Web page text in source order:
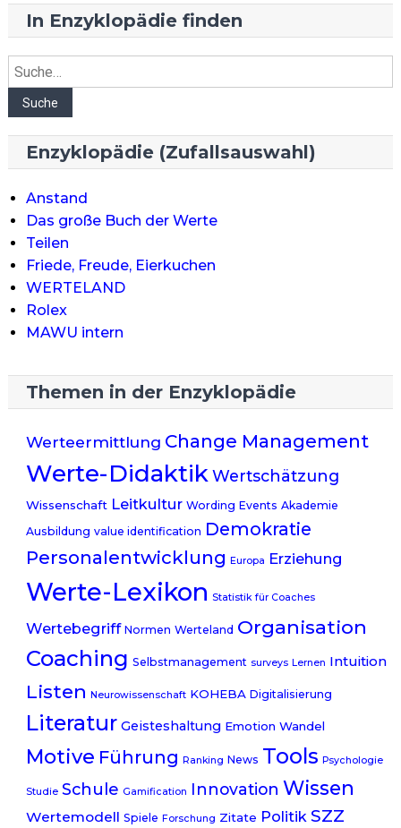
In Enzyklopädie finden
Suche
Suche
Enzyklopädie (Zufallsauswahl)
Anstand
Das große Buch der Werte
Teilen
Friede, Freude, Eierkuchen
WERTELAND
Rolex
MAWU intern
Themen in der Enzyklopädie
Werteermittlung Change Management
Werte-DidaktikWertschätzung
Wissenschaft Leitkultur Wording Events Akademie
Ausbildung value identification Demokratie
Personalentwicklung Europa Erziehung
Werte-Lexikon Statistik für Coaches
Wertebegriff Normen Werteland Organisation
Coaching Selbstmanagement surveys Lernen Intuition
Listen Neurowissenschaft KOHEBA Digitalisierung
Literatur Geisteshaltung Emotion Wandel
Motive Führung Ranking News Tools Psychologie
Studie Schule Gamification Innovation Wissen
Wertemodell Spiele Forschung Zitate Politik SZZ